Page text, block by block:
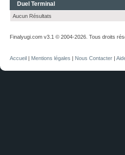
Duel Terminal
Aucun Résultats
Finalyugi.com v3.1 © 2004-2026. Tous droits
Accueil | Mentions légales | Nous Contacter |